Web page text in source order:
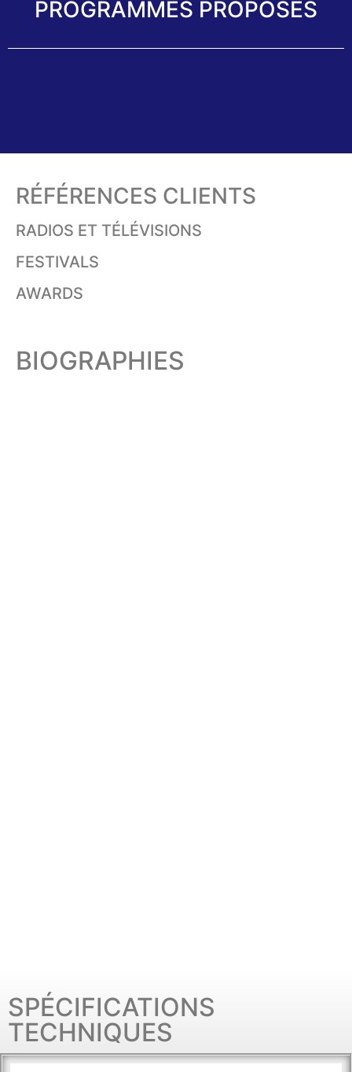
PROGRAMMES PROPOSÉS
RÉFÉRENCES CLIENTS
RADIOS ET TÉLÉVISIONS
FESTIVALS
AWARDS
BIOGRAPHIES
SPÉCIFICATIONS
TECHNIQUES